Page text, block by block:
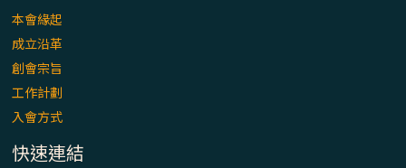
本會緣起
成立沿革
創會宗旨
工作計劃
入會方式
快速連結